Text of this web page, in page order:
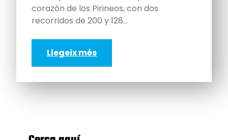
corazón de los Pirineos, con dos
recorridos de 200 y 128…
Llegeix més